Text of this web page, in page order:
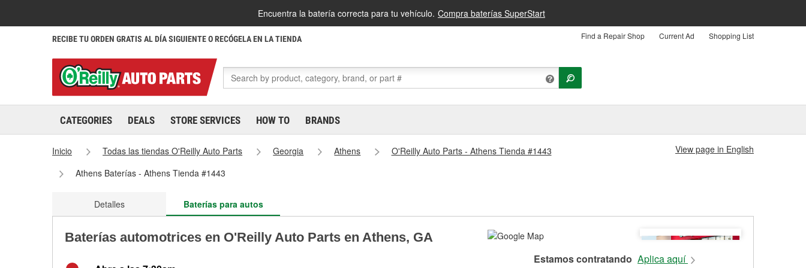
Encuentra la batería correcta para tu vehículo. Compra baterías SuperStart
RECIBE TU ORDEN GRATIS AL DÍA SIGUIENTE O RECÓGELA EN LA TIENDA Find a Repair Shop Current Ad Shopping List
CATEGORIES DEALS STORE SERVICES HOW TO BRANDS
Inicio Todas las tiendas O'Reilly Auto Parts Georgia Athens
O'Reilly Auto Parts - Athens Tienda #1443
Athens Baterías - Athens Tienda #1443
View page in English
Detalles Baterías para autos
Baterías automotrices en O'Reilly Auto Parts en Athens, GA
Estamos contratando Aplica aquí